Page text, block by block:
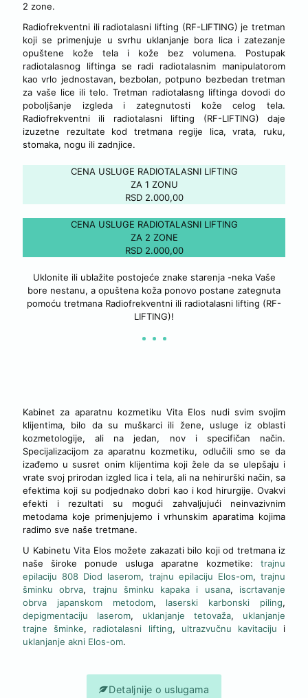
2 zone.
Radiofrekventni ili radiotalasni lifting (RF-LIFTING) je tretman
koji se primenjuje u svrhu uklanjanje bora lica i zatezanje
opuštene kože tela i kože bez volumena. Postupak
radiotalasnog liftinga se radi radiotalasnim manipulatorom
kao vrlo jednostavan, bezbolan, potpuno bezbedan tretman
za vaše lice ili telo. Tretman radiotalasng liftinga dovodi do
poboljšanje izgleda i zategnutosti kože celog tela.
Radiofrekventni ili radiotalasni lifting (RF-LIFTING) daje
izuzetne rezultate kod tretmana regije lica, vrata, ruku,
stomaka, nogu ili zadnjice.
CENA USLUGE RADIOTALASNI LIFTING
ZA 1 ZONU
RSD 2.000,00
CENA USLUGE RADIOTALASNI LIFTING
ZA 2 ZONE
RSD 2.000,00
Uklonite ili ublažite postojeće znake starenja -neka Vaše
bore nestanu, a opuštena koža ponovo postane zategnuta
pomoću tretmana Radiofrekventni ili radiotalasni lifting (RF-
LIFTING)!
Kabinet za aparatnu kozmetiku Vita Elos nudi svim svojim
klijentima, bilo da su muškarci ili žene, usluge iz oblasti
kozmetologije, ali na jedan, nov i specifičan način.
Specijalizacijom za aparatnu kozmetiku, odlučili smo se da
izađemo u susret onim klijentima koji žele da se ulepšaju i
vrate svoj prirodan izgled lica i tela, ali na nehirurški način, sa
efektima koji su podjednako dobri kao i kod hirurgije. Ovakvi
efekti i rezultati su mogući zahvaljujući neinvazivnim
metodama koje primenjujemo i vrhunskim aparatima kojima
radimo sve naše tretmane.
U Kabinetu Vita Elos možete zakazati bilo koji od tretmana iz
naše široke ponude usluga aparatne kozmetike: trajnu
epilaciju 808 Diod laserom, trajnu epilaciju Elos-om,trajnu
šminku obrva, trajnu šminku kapaka i usana, iscrtavanje
obrva japanskom metodom, laserski karbonski piling,
depigmentaciju laserom, uklanjanje tetovaža, uklanjanje
trajne šminke, radiotalasni lifting, ultrazvučnu kavitaciju i
uklanjanje akni Elos-om.
Detaljnije o uslugama